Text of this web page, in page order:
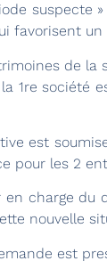
suspecte
favorisent
de
1re société
est
pour les 2
en charge
nouvelle
est